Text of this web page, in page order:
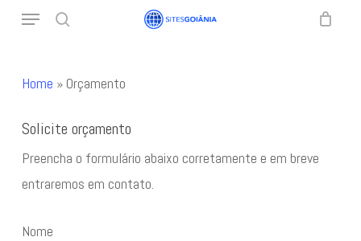
Skip
content
Menu
Home » Orçamento
Solicite orçamento
Preencha o formulário abaixo corretamente e em breve
entraremos em contato.
Nome